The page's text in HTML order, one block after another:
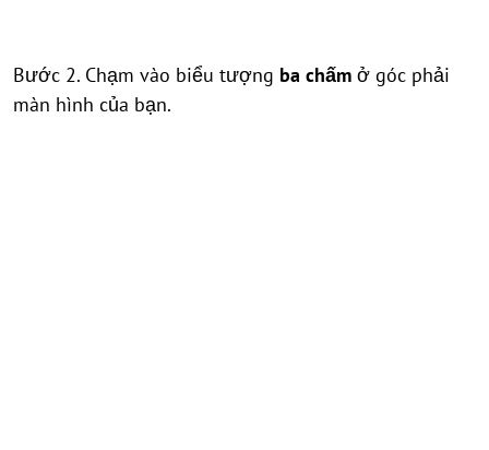
Bước 2. Chạm vào biểu tượng ba chấm ở góc phải
màn hình của bạn.